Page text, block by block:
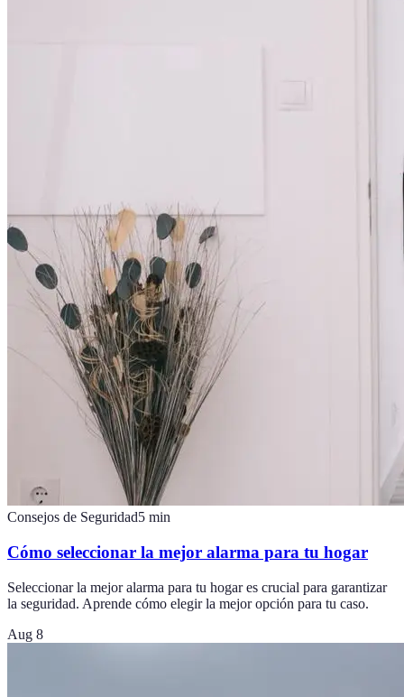
Consejos de Seguridad5 min
Cómo seleccionar la mejor alarma para tu hogar
Seleccionar la mejor alarma para tu hogar es crucial para garantizar
la seguridad. Aprende cómo elegir la mejor opción para tu caso.
Aug 8